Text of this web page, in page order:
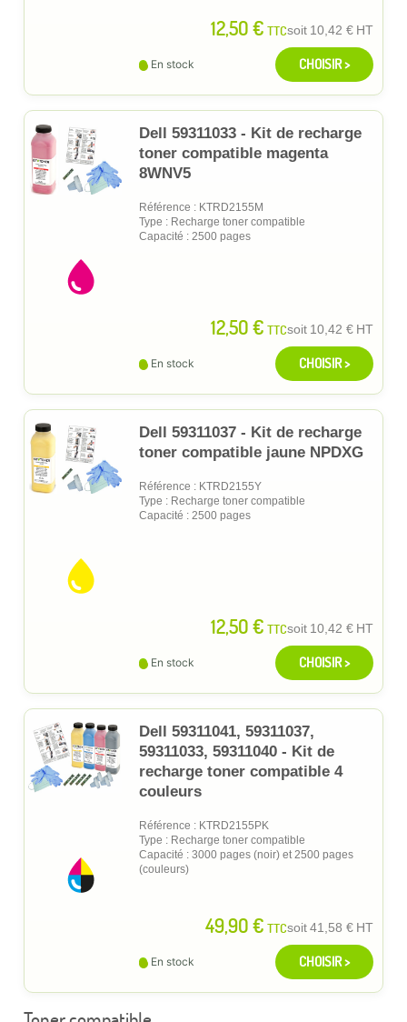
12,50 € TTCsoit 10,42 € HT
En stock CHOISIR >
Dell 59311033 - Kit de recharge
toner compatible magenta
8WNV5
Référence : KTRD2155M
Type : Recharge toner compatible
Capacité : 2500 pages
12,50 € TTCsoit 10,42 € HT
En stock CHOISIR >
Dell 59311037 - Kit de recharge
toner compatible jaune NPDXG
Référence : KTRD2155Y
Type : Recharge toner compatible
Capacité : 2500 pages
12,50 € TTCsoit 10,42 € HT
En stock CHOISIR >
Dell 59311041, 59311037,
59311033, 59311040 - Kit de
recharge toner compatible 4
couleurs
Référence : KTRD2155PK
Type : Recharge toner compatible
Capacité : 3000 pages (noir) et 2500 pages
(couleurs)
49,90 € TTCsoit41,58 € HT
En stock CHOISIR >